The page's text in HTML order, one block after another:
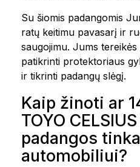
Su šiomis padangomis
ratų keitimu pavasarį ir
saugojimu. Jums
patikrinti protektoriaus
ir tikrinti padangų slėgį.
Kaip žinoti ar
TOYO
padangos
automobiliui?